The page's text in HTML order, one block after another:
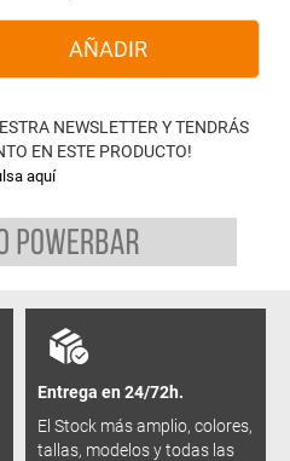
AÑADIR
NEWSLETTER Y TENDRÁS
EN ESTE PRODUCTO!
aquí
Entrega en 24/72h.
El Stock más amplio, colores,
tallas, modelos y todas las